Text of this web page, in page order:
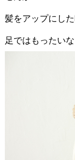
髪をアップにし
足ではもったいな